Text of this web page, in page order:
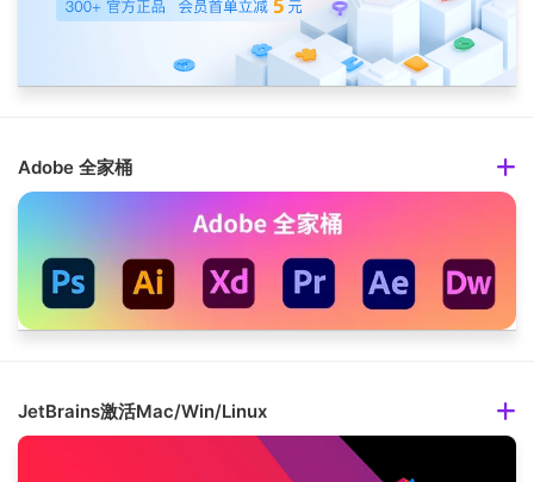
Adobe 全家桶
JetBrains激活Mac/Win/Linux